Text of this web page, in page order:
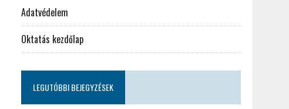
Adatvédelem
Oktatás kezdőlap
LEGUTÓBBI BEJEGYZÉSEK